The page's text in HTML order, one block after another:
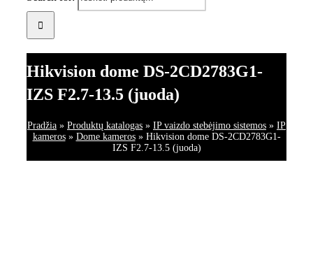
Hikvision dome DS-2CD2783G1-
IZS F2.7-13.5 (juoda)
Pradžia » Produktų katalogas » IP vaizdo stebėjimo sistemos » IP
kameros» Dome kameros» Hikvision dome DS-2CD2783G1-
IZS F2.7-13.5 (juoda)